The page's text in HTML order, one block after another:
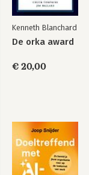
Kenneth Blanchard
De orka award
€ 20,00